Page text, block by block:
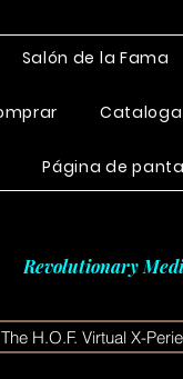
Salón de la Fama
Página de
Revolutionary
The H.O.F. Virtual X-